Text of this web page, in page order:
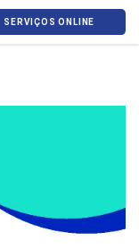
SERVIÇOS ONLINE